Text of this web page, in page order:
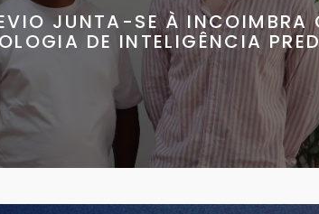
JUNTA-SE À INCOIMBRA
DE INTELIGÊNCIA